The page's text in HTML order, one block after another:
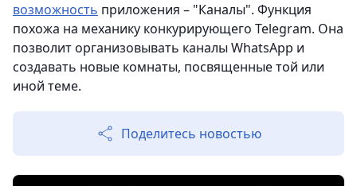
возможность приложения – "Каналы". Функция
похожа на механику конкурирующего Telegram. Она
позволит организовывать каналы WhatsApp и
создавать новые комнаты, посвященные той или
иной теме.
Поделитесь новостью